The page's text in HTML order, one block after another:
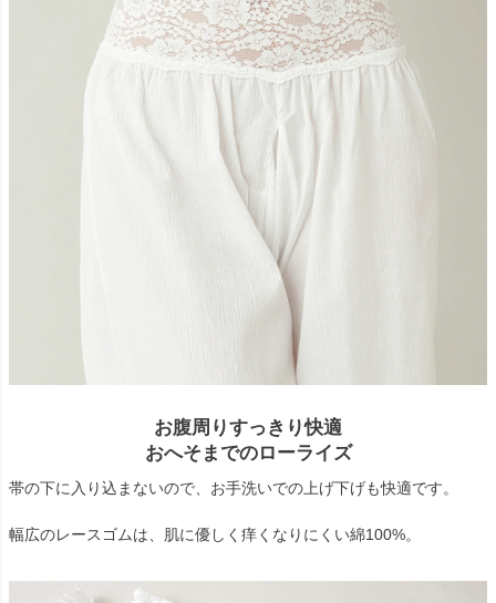
お腹周りすっきり快適
おへそまでのローライズ
帯の下に入り込まないので、お手洗いでの上げ下げも快適です。
幅広のレースゴムは、肌に優しく痒くなりにくい綿100%。